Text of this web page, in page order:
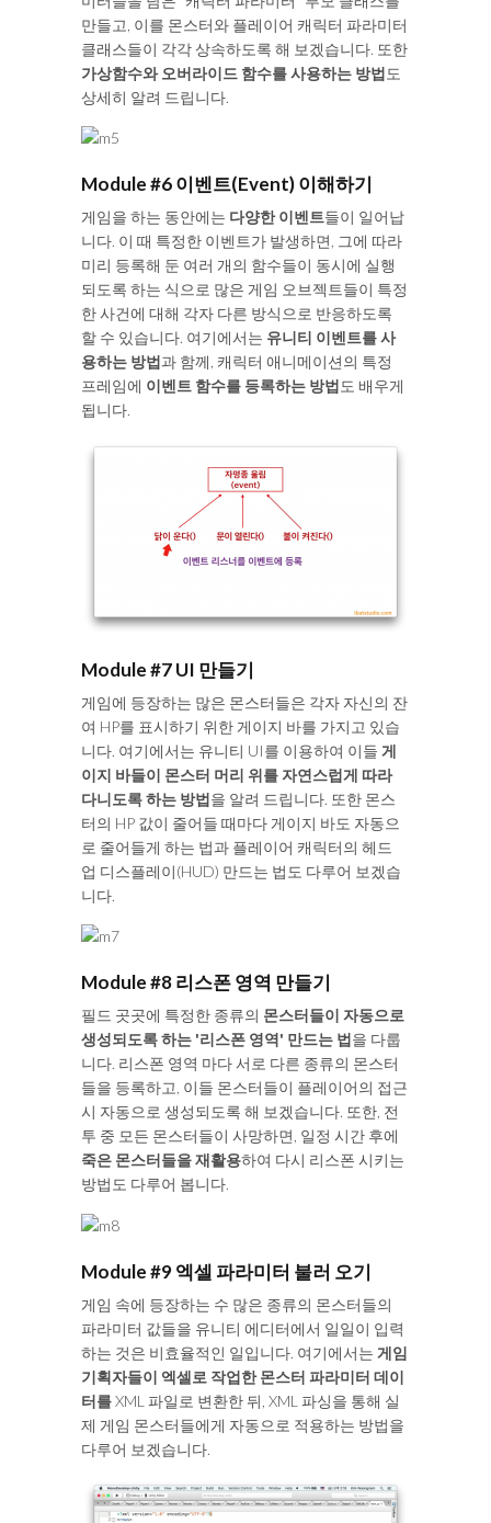
만들고, 이를 몬스터와 플레이어 캐릭터 파라미터
클래스들이 각각 상속하도록 해 보겠습니다. 또한
가상함수와 오버라이드 함수를 사용하는 방법도
상세히 알려 드립니다.
Module #6 이벤트(Event) 이해하기
게임을 하는 동안에는 다양한 이벤트들이 일어납
니다. 이 때 특정한 이벤트가 발생하면, 그에 따라
미리 등록해 둔 여러 개의 함수들이 동시에 실행
되도록 하는 식으로 많은 게임 오브젝트들이 특정
한 사건에 대해 각자 다른 방식으로 반응하도록
할 수 있습니다. 여기에서는 유니티 이벤트를 사
용하는 방법과 함께, 캐릭터 애니메이션의 특정
프레임에 이벤트 함수를 등록하는 방법도 배우게
됩니다.
Module #7 UI 만들기
게임에 등장하는 많은 몬스터들은 각자 자신의 잔
여 HP를 표시하기 위한 게이지 바를 가지고 있습
니다. 여기에서는 유니티 UI를 이용하여 이들 게
이지 바들이 몬스터 머리 위를 자연스럽게 따라
다니도록 하는 방법을 알려 드립니다. 또한 몬스
터의 HP 값이 줄어들 때마다 게이지 바도 자동으
로 줄어들게 하는 법과 플레이어 캐릭터의 헤드
업 디스플레이(HUD) 만드는 법도 다루어 보겠습
니다.
Module #8 리스폰 영역 만들기
필드 곳곳에 특정한 종류의 몬스터들이 자동으로
생성되도록 하는 '리스폰 영역' 만드는 법을 다룹
니다. 리스폰 영역 마다 서로 다른 종류의 몬스터
들을 등록하고, 이들 몬스터들이 플레이어의 접근
시 자동으로 생성되도록 해 보겠습니다. 또한, 전
투 중 모든 몬스터들이 사망하면, 일정 시간 후에
죽은 몬스터들을 재활용하여 다시 리스폰 시키는
방법도 다루어 봅니다.
Module #9 엑셀 파라미터 불러 오기
게임 속에 등장하는 수 많은 종류의 몬스터들의
파라미터 값들을 유니티 에디터에서 일일이 입력
하는 것은 비효율적인 일입니다. 여기에서는 게임
기획자들이 엑셀로 작업한 몬스터 파라미터 데이
터를XML 파일로 변환한 뒤, XML 파싱을 통해 실
제 게임 몬스터들에게 자동으로 적용하는 방법을
다루어 보겠습니다.